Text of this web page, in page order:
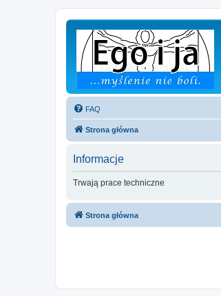
FAQ
Strona główna
Informacje
Trwają prace techniczne
Strona główna